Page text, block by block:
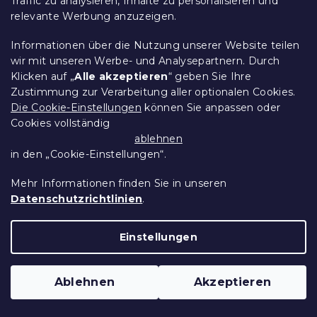
relevante Werbung anzuzeigen.
Informationen über die Nutzung unserer Website teilen
wir mit unseren Werbe- und Analysepartnern. Durch
Klicken auf „Alle akzeptieren“ geben Sie Ihre
Zustimmung zur Verarbeitung aller optionalen Cookies.
Die Cookie-Einstellungen können Sie anpassen oder
Cookies vollständig
ablehnen
in den „Cookie-Einstellungen“.
Mehr Informationen finden Sie in unseren
Datenschutzrichtlinien.
Einstellungen
Ablehnen Akzeptieren
39,30 €
15 % Rabattcode:
MINUS15
Hocker mit Stauraum OTTOMAN 30x30
cm, grau
Auf Lager(10 Stücke)